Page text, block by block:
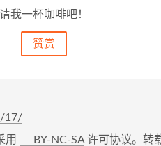
请我一杯咖啡吧！
赞赏
17/
用 BY-NC-SA许可协议。转